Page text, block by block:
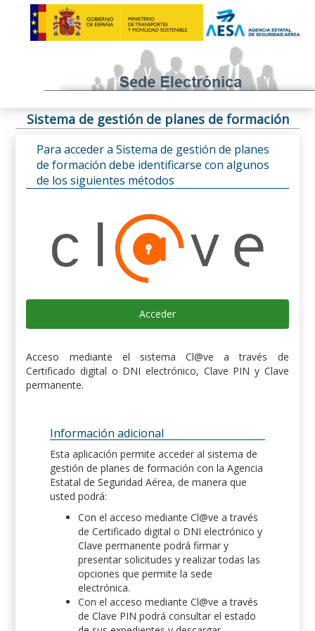
Sistema de gestión de planes de formación
Para acceder a Sistema de gestión de planes
de formación debe identificarse con algunos
de los siguientes métodos
Acceder
Acceso mediante el sistema Cl@ve a través de
Certificado digital o DNI electrónico, Clave PIN y Clave
permanente.
Información adicional
Esta aplicación permite acceder al sistema de
gestión de planes de formación con la Agencia
Estatal de Seguridad Aérea, de manera que
usted podrá:
Con el acceso mediante Cl@ve a través
de Certificado digital o DNI electrónico y
Clave permanente podrá firmar y
presentar solicitudes y realizar todas las
opciones que permite la sede
electrónica.
Con el acceso mediante Cl@ve a través
de Clave PIN podrá consultar el estado